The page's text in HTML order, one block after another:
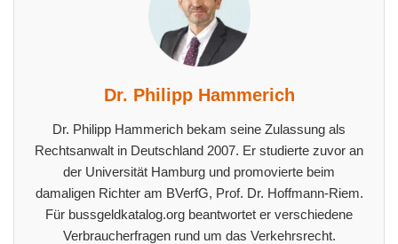
Dr. Philipp Hammerich
Dr. Philipp Hammerich bekam seine Zulassung als
Rechtsanwalt in Deutschland 2007. Er studierte zuvor an
der Universität Hamburg und promovierte beim
damaligen Richter am BVerfG, Prof. Dr. Hoffmann-Riem.
Für bussgeldkatalog.org beantwortet er verschiedene
Verbraucherfragen rund um das Verkehrsrecht.